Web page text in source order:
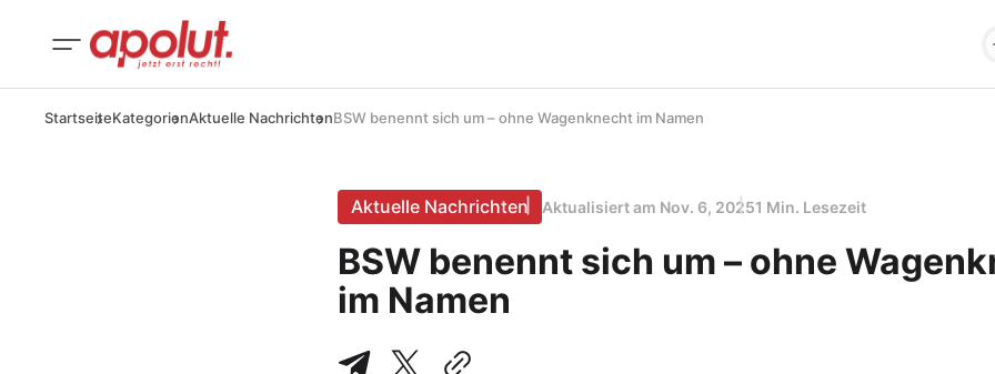
StartseiteKategorienAktuelle NachrichtenBSW benennt sich um – ohne Wagenknecht im Namen
Aktuelle Nachrichten Aktualisiert am Nov. 6, 20251 Min. Lesezeit
BSW benennt sich um – ohne
im Namen